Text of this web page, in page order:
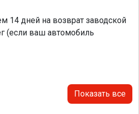
14 дней на возврат заводской
(если ваш автомобиль
Показать все